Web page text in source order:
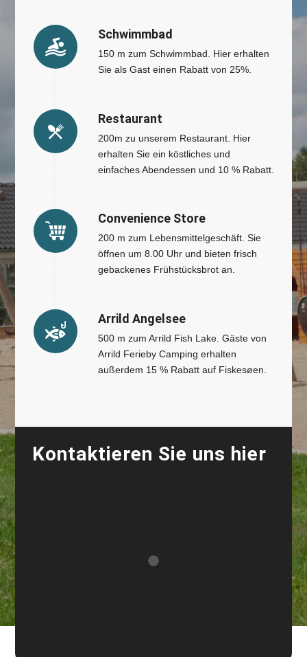
Kontaktieren Sie uns hier
Schwimmbad
150 m zum Schwimmbad. Hier erhalten
Sie als Gast einen Rabatt von 25%.
Restaurant
200m zu unserem Restaurant. Hier
erhalten Sie ein köstliches und
einfaches Abendessen und 10 % Rabatt.
Convenience Store
200 m zum Lebensmittelgeschäft. Sie
öffnen um 8.00 Uhr und bieten frisch
gebackenes Frühstücksbrot an.
Arrild Angelsee
500 m zum Arrild Fish Lake. Gäste von
Arrild Ferieby Camping erhalten
außerdem 15 % Rabatt auf Fiskesøen.